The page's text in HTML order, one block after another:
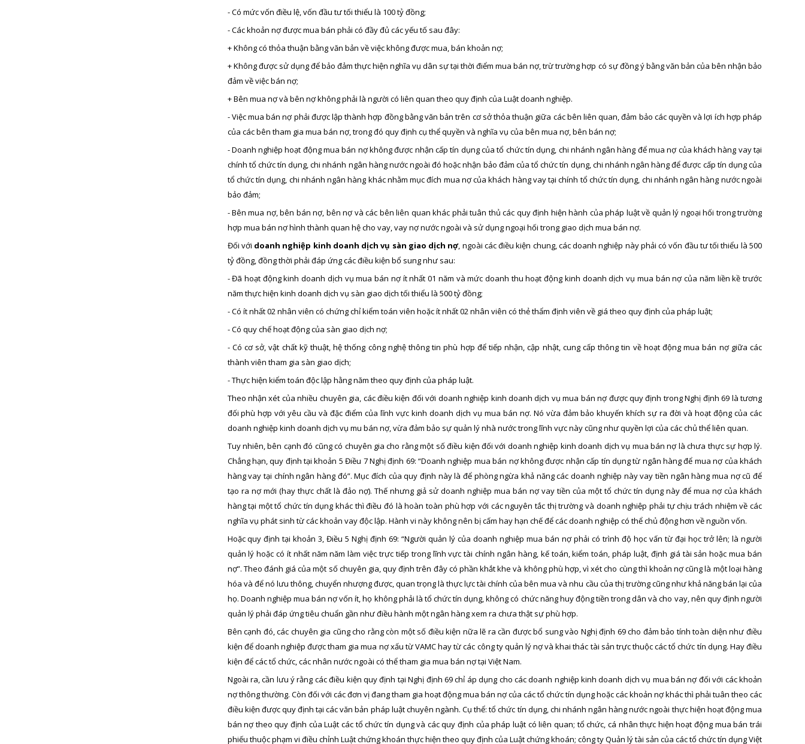
- Có mức vốn điều lệ, vốn đầu tư tối thiểu là 100 tỷ đồng;
- Các khoản nợ được mua bán phải có đầy đủ các yếu tố sau đây:
+ Không có thỏa thuận bằng văn bản về việc không được mua, bán khoản nợ;
+ Không được sử dụng để bảo đảm thực hiện nghĩa vụ dân sự tại thời điểm mua bán nợ, trừ trường hợp có sự đồng ý bằng văn bản của bên nhận bảo
đảm về việc bán nợ;
+ Bên mua nợ và bên nợ không phải là người có liên quan theo quy định của Luật doanh nghiệp.
- Việc mua bán nợ phải được lập thành hợp đồng bằng văn bản trên cơ sở thỏa thuận giữa các bên liên quan, đảm bảo các quyền và lợi ích hợp pháp
của các bên tham gia mua bán nợ, trong đó quy định cụ thể quyền và nghĩa vụ của bên mua nợ, bên bán nợ;
- Doanh nghiệp hoạt động mua bán nợ không được nhận cấp tín dụng của tổ chức tín dụng, chi nhánh ngân hàng để mua nợ của khách hàng vay tại
chính tổ chức tín dụng, chi nhánh ngân hàng nước ngoài đó hoặc nhận bảo đảm của tổ chức tín dụng, chi nhánh ngân hàng để được cấp tín dụng của
tổ chức tín dụng, chi nhánh ngân hàng khác nhằm mục đích mua nợ của khách hàng vay tại chính tổ chức tín dụng, chi nhánh ngân hàng nước ngoài
bảo đảm;
- Bên mua nợ, bên bán nợ, bên nợ và các bên liên quan khác phải tuân thủ các quy định hiện hành của pháp luật về quản lý ngoại hối trong trường
hợp mua bán nợ hình thành quan hệ cho vay, vay nợ nước ngoài và sử dụng ngoại hối trong giao dịch mua bán nợ.
Đối với doanh nghiệp kinh doanh dịch vụ sàn giao dịch nợ, ngoài các điều kiện chung, các doanh nghiệp này phải có vốn đầu tư tối thiểu là 500
tỷ đồng, đồng thời phải đáp ứng các điều kiện bổ sung như sau:
- Đã hoạt động kinh doanh dịch vụ mua bán nợ ít nhất 01 năm và mức doanh thu hoạt động kinh doanh dịch vụ mua bán nợ của năm liền kề trước
năm thực hiện kinh doanh dịch vụ sàn giao dịch tối thiểu là 500 tỷ đồng;
- Có ít nhất 02 nhân viên có chứng chỉ kiểm toán viên hoặc ít nhất 02 nhân viên có thẻ thẩm định viên về giá theo quy định của pháp luật;
- Có quy chế hoạt động của sàn giao dịch nợ;
- Có cơ sở, vật chất kỹ thuật, hệ thống công nghệ thông tin phù hợp để tiếp nhận, cập nhật, cung cấp thông tin về hoạt động mua bán nợ giữa các
thành viên tham gia sàn giao dịch;
- Thực hiện kiểm toán độc lập hằng năm theo quy định của pháp luật.
Theo nhận xét của nhiều chuyên gia, các điều kiện đối với doanh nghiệp kinh doanh dịch vụ mua bán nợ được quy định trong Nghị định 69 là tương
đối phù hợp với yêu cầu và đặc điểm của lĩnh vực kinh doanh dịch vụ mua bán nợ. Nó vừa đảm bảo khuyến khích sự ra đời và hoạt động của các
doanh nghiệp kinh doanh dịch vụ mu bán nợ, vừa đảm bảo sự quản lý nhà nước trong lĩnh vực này cũng như quyền lợi của các chủ thể liên quan.
Tuy nhiên, bên cạnh đó cũng có chuyên gia cho rằng một số điều kiện đối với doanh nghiệp kinh doanh dịch vụ mua bán nợ là chưa thực sự hợp lý.
Chẳng hạn, quy định tại khoản 5 Điều 7 Nghị định 69: “Doanh nghiệp mua bán nợ không được nhận cấp tín dụng từ ngân hàng để mua nợ của khách
hàng vay tại chính ngân hàng đó”. Mục đích của quy định này là để phòng ngừa khả năng các doanh nghiệp này vay tiền ngân hàng mua nợ cũ để
tạo ra nợ mới (hay thực chất là đảo nợ). Thế nhưng giả sử doanh nghiệp mua bán nợ vay tiền của một tổ chức tín dụng này để mua nợ của khách
hàng tại một tổ chức tín dụng khác thì điều đó là hoàn toàn phù hợp với các nguyên tắc thị trường và doanh nghiệp phải tự chịu trách nhiệm về các
nghĩa vụ phát sinh từ các khoản vay độc lập. Hành vi này không nên bị cấm hay hạn chế để các doanh nghiệp có thể chủ động hơn về nguồn vốn.
Hoặc quy định tại khoản 3, Điều 5 Nghị định 69: “Người quản lý của doanh nghiệp mua bán nợ phải có trình độ học vấn từ đại học trở lên; là người
quản lý hoặc có ít nhất năm năm làm việc trực tiếp trong lĩnh vực tài chính ngân hàng, kế toán, kiểm toán, pháp luật, định giá tài sản hoặc mua bán
nợ”. Theo đánh giá của một số chuyên gia, quy định trên đây có phần khắt khe và không phù hợp, vì xét cho cùng thì khoản nợ cũng là một loại hàng
hóa và để nó lưu thông, chuyển nhượng được, quan trọng là thực lực tài chính của bên mua và nhu cầu của thị trường cũng như khả năng bán lại của
họ. Doanh nghiệp mua bán nợ vốn ít, họ không phải là tổ chức tín dụng, không có chức năng huy động tiền trong dân và cho vay, nên quy định người
quản lý phải đáp ứng tiêu chuẩn gần như điều hành một ngân hàng xem ra chưa thật sự phù hợp.
Bên cạnh đó, các chuyên gia cũng cho rằng còn một số điều kiện nữa lẽ ra cần được bổ sung vào Nghị định 69 cho đảm bảo tính toàn diện như điều
kiện để doanh nghiệp được tham gia mua nợ xấu từ VAMC hay từ các công ty quản lý nợ và khai thác tài sản trực thuộc các tổ chức tín dụng. Hay điều
kiện để các tổ chức, các nhân nước ngoài có thể tham gia mua bán nợ tại Việt Nam.
Ngoài ra, cần lưu ý rằng các điều kiện quy định tại Nghị định 69 chỉ áp dụng cho các doanh nghiệp kinh doanh dịch vụ mua bán nợ đối với các khoản
nợ thông thường. Còn đối với các đơn vị đang tham gia hoạt động mua bán nợ của các tổ chức tín dụng hoặc các khoản nợ khác thì phải tuân theo các
điều kiện được quy định tại các văn bản pháp luật chuyên ngành. Cụ thể: tổ chức tín dụng, chi nhánh ngân hàng nước ngoài thực hiện hoạt động mua
bán nợ theo quy định của Luật các tổ chức tín dụng và các quy định của pháp luật có liên quan; tổ chức, cá nhân thực hiện hoạt động mua bán trái
phiếu thuộc phạm vi điều chỉnh Luật chứng khoán thực hiện theo quy định của Luật chứng khoán; công ty Quản lý tài sản của các tổ chức tín dụng Việt